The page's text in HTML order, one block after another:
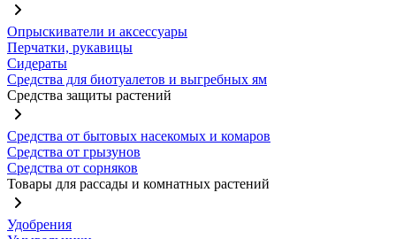
Опрыскиватели и аксессуары
Перчатки, рукавицы
Сидераты
Средства для биотуалетов и выгребных ям
Средства защиты растений
Средства от бытовых насекомых и комаров
Средства от грызунов
Средства от сорняков
Товары для рассады и комнатных растений
Удобрения